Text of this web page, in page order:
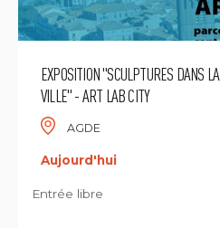
EXPOSITION "SCULPTURES DANS LA
VILLE" - ART LAB CITY
AGDE
Aujourd'hui
Entrée libre